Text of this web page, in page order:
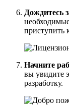
Дождитесь
приступить
Начните
вы увидите
разработку.